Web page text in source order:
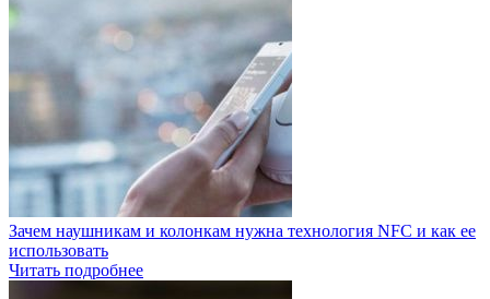
Зачем наушникам и колонкам нужна технология NFC и как ее
использовать
Читать подробнее